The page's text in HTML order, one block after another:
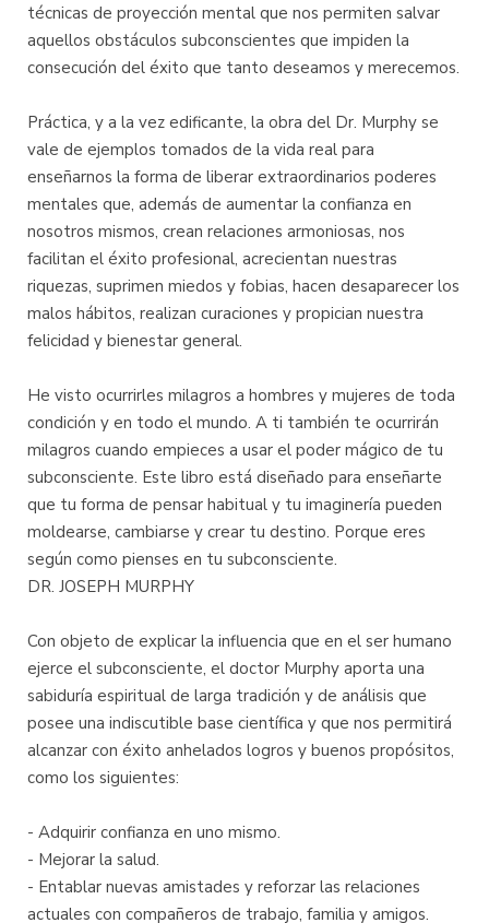
técnicas de proyección mental que nos permiten salvar
aquellos obstáculos subconscientes que impiden la
consecución del éxito que tanto deseamos y merecemos.
Práctica, y a la vez edificante, la obra del Dr. Murphy se
vale de ejemplos tomados de la vida real para
enseñarnos la forma de liberar extraordinarios poderes
mentales que, además de aumentar la confianza en
nosotros mismos, crean relaciones armoniosas, nos
facilitan el éxito profesional, acrecientan nuestras
riquezas, suprimen miedos y fobias, hacen desaparecer los
malos hábitos, realizan curaciones y propician nuestra
felicidad y bienestar general.
He visto ocurrirles milagros a hombres y mujeres de toda
condición y en todo el mundo. A ti también te ocurrirán
milagros cuando empieces a usar el poder mágico de tu
subconsciente. Este libro está diseñado para enseñarte
que tu forma de pensar habitual y tu imaginería pueden
moldearse, cambiarse y crear tu destino. Porque eres
según como pienses en tu subconsciente.
DR. JOSEPH MURPHY
Con objeto de explicar la influencia que en el ser humano
ejerce el subconsciente, el doctor Murphy aporta una
sabiduría espiritual de larga tradición y de análisis que
posee una indiscutible base científica y que nos permitirá
alcanzar con éxito anhelados logros y buenos propósitos,
como los siguientes:
- Adquirir confianza en uno mismo.
- Mejorar la salud.
- Entablar nuevas amistades y reforzar las relaciones
actuales con compañeros de trabajo, familia y amigos.